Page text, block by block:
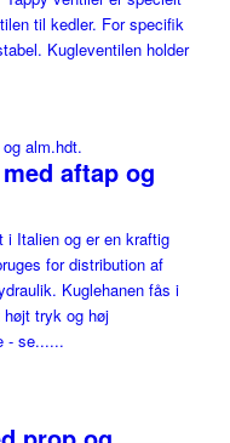
til kedler. For specifik
Kugleventilen holder
aftap og
i Italien og er en kraftig
for distribution af
Kuglehanen fås i
tryk og høj
- se......